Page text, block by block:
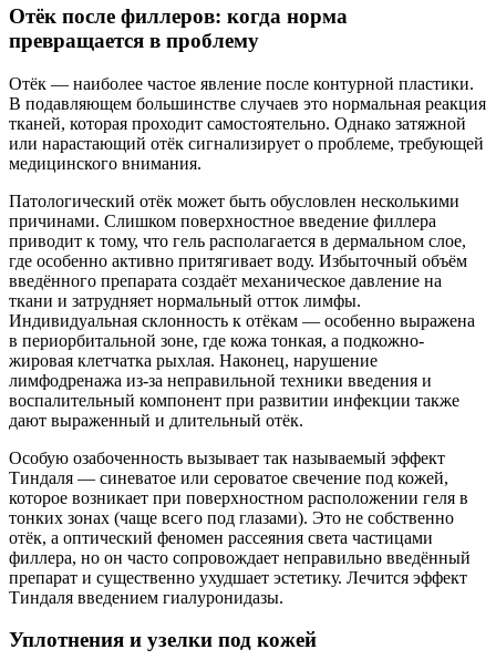
Отёк после филлеров: когда норма
превращается в проблему
Отёк — наиболее частое явление после контурной пластики.
В подавляющем большинстве случаев это нормальная реакция
тканей, которая проходит самостоятельно. Однако затяжной
или нарастающий отёк сигнализирует о проблеме, требующей
медицинского внимания.
Патологический отёк может быть обусловлен несколькими
причинами. Слишком поверхностное введение филлера
приводит к тому, что гель располагается в дермальном слое,
где особенно активно притягивает воду. Избыточный объём
введённого препарата создаёт механическое давление на
ткани и затрудняет нормальный отток лимфы.
Индивидуальная склонность к отёкам — особенно выражена
в периорбитальной зоне, где кожа тонкая, а подкожно-
жировая клетчатка рыхлая. Наконец, нарушение
лимфодренажа из-за неправильной техники введения и
воспалительный компонент при развитии инфекции также
дают выраженный и длительный отёк.
Особую озабоченность вызывает так называемый эффект
Тиндаля — синеватое или сероватое свечение под кожей,
которое возникает при поверхностном расположении геля в
тонких зонах (чаще всего под глазами). Это не собственно
отёк, а оптический феномен рассеяния света частицами
филлера, но он часто сопровождает неправильно введённый
препарат и существенно ухудшает эстетику. Лечится эффект
Тиндаля введением гиалуронидазы.
Уплотнения и узелки под кожей